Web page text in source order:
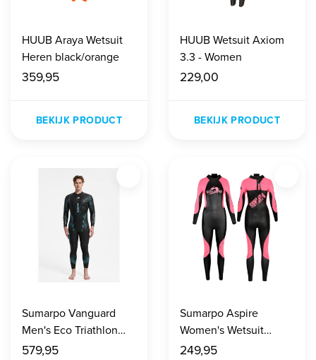
HUUB Araya Wetsuit
Heren black/orange
359,95
BEKIJK PRODUCT
HUUB Wetsuit Axiom
3.3 - Women
229,00
BEKIJK PRODUCT
Sumarpo Vanguard
Men's Eco Triathlon
579,95
Sumarpo Aspire
Women's Wetsuit
Black/pink
249,95